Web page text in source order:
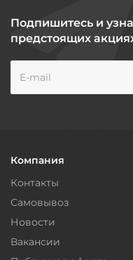
Подпишитесь и
предстоящих
Компания
Контакты
Самовывоз
Новости
Вакансии